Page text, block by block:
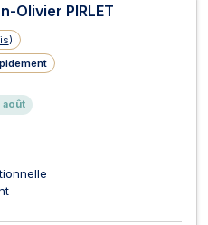
Olivier PIRLET
)
août